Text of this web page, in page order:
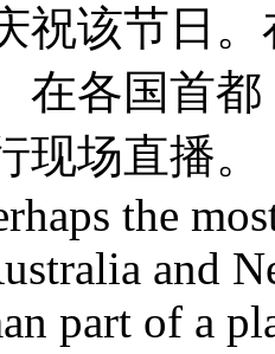
祝该节日
在各国首
现场直播。
the
and
part of a